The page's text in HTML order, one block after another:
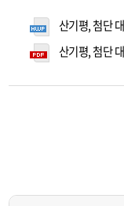
산기평, 첨단 대체 시험법 발전을
산기평, 첨단 대체 시험법 발전을